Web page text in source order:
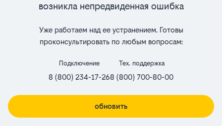
Возникла непредвиденная ошибка
Уже работаем над ее устранением. Готовы
проконсультировать по любым вопросам:
Подключение
8 (800) 234-17-26
Тех. поддержка
8 (800) 700-80-00
обновить